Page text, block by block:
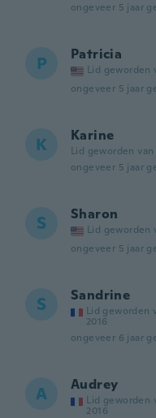
ongeveer 5 jaar
P Patricia
Lid geworden
ongeveer 5 jaar
K Karine
Lid geworden van
ongeveer 5 jaar
S Sharon
Lid geworden
ongeveer 5 jaar
S Sandrine
Lid geworden
2016
ongeveer 6 jaar
A Audrey
Lid geworden
2016